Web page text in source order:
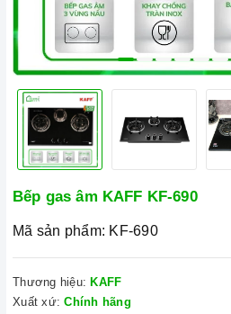
Bếp gas âm KAFF KF-690
Mã sản phẩm: KF-690
Thương hiệu: KAFF
Xuất xứ: Chính hãng